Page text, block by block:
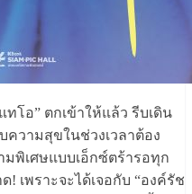
โอ” ตกเข้าให้แล้ว รีบเดิน
ความสุขในช่วงเวลาต้อง
พิเศษแบบเอ็กซ์ตร้ารอทุก
เพราะจะได้เจอกับ “องค์รัช